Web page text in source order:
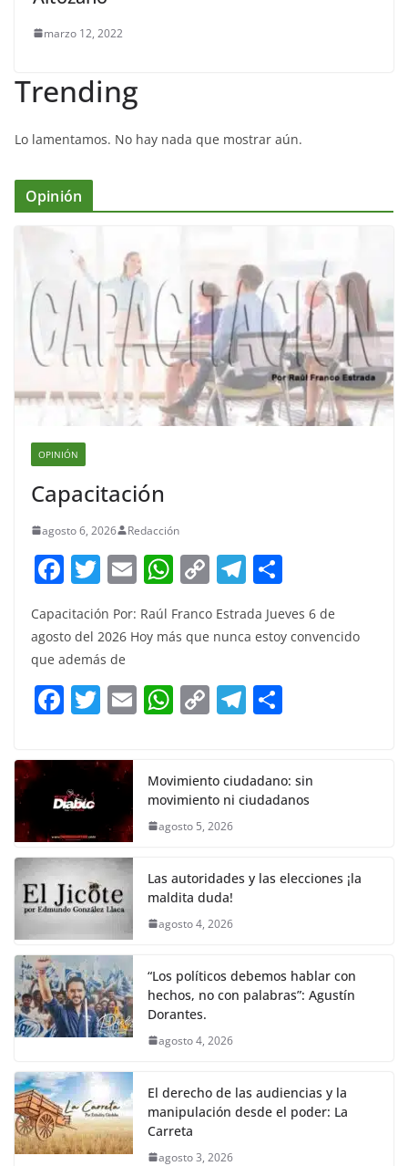
marzo 12, 2022
Trending
Lo lamentamos. No hay nada que mostrar aún.
Opinión
OPINIÓN
Capacitación
agosto 6, 2026 Redacción
F
a
c
e
b
o
k
T
itt
er
E
m
ai
W
at
A
p
C
p
Li
n
T
el
e
a
m
ar
e
Capacitación Por: Raúl Franco Estrada Jueves 6 de
agosto del 2026 Hoy más que nunca estoy convencido
que además de
F
c
e
b
o
o
k
T
itt
er
E W
s
A
p
C
y
Li
k
T
gr
a
e
Movimiento ciudadano: sin
movimiento ni ciudadanos
agosto 5, 2026
Las autoridades y las elecciones ¡la
maldita duda!
agosto 4, 2026
“Los políticos debemos hablar con
hechos, no con palabras”: Agustín
Dorantes.
agosto 4, 2026
El derecho de las audiencias y la
manipulación desde el poder: La
Carreta
agosto 3, 2026